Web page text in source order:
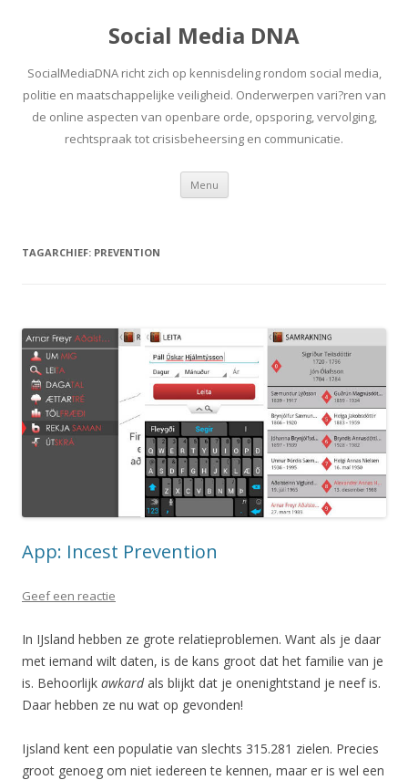
Social Media DNA
SocialMediaDNA richt zich op kennisdeling rondom social media,
politie en maatschappelijke veiligheid. Onderwerpen vari?ren van
de online aspecten van openbare orde, opsporing, vervolging,
rechtspraak tot crisisbeheersing en communicatie.
Menu Spring
inhoud
TAGARCHIEF: PREVENTION
App: Incest Prevention
Geef een reactie
In IJsland hebben ze grote relatieproblemen. Want als je daar
met iemand wilt daten, is de kans groot dat het familie van je
is. Behoorlijk awkardals blijkt dat je onenightstand je neef is.
Daar hebben ze nu wat op gevonden!
Ijsland kent een populatie van slechts 315.281 zielen. Precies
groot genoeg om niet iedereen te kennen, maar er is wel een